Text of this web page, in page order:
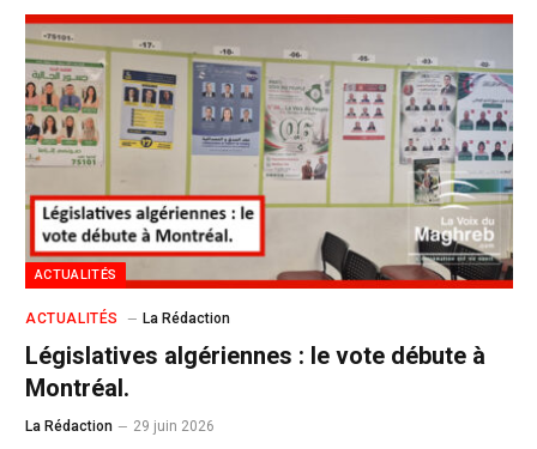
ACTUALITÉS
ACTUALITÉS La Rédaction
Législatives algériennes : le vote débute à
Montréal.
La Rédaction 29 juin 2026